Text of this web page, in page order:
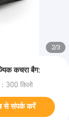
2/3
कचरा बैग:
300 किलो
से संपर्क करें